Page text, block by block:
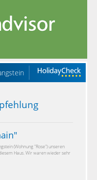
"
(Wohnung "Rose") unseren
Haus. Wir waren wieder sehr